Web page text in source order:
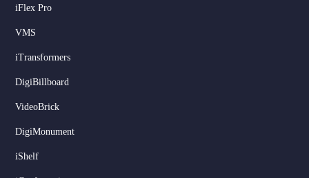
iFlex Pro
VMS
iTransformers
DigiBillboard
VideoBrick
DigiMonument
iShelf
Dutch
Serbian